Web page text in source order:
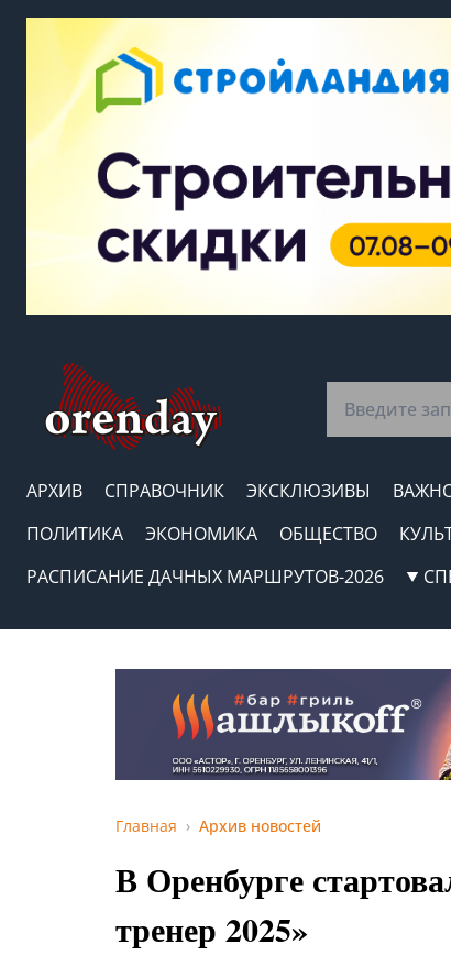
АРХИВ СПРАВОЧНИК ЭКСКЛЮЗИВЫ
ПОЛИТИКА
ЭКОНОМИКА ОБЩЕСТВО
РАСПИСАНИЕ ДАЧНЫХ МАРШРУТОВ-2026
Главная Архив новостей
В Оренбурге
тренер 2025»